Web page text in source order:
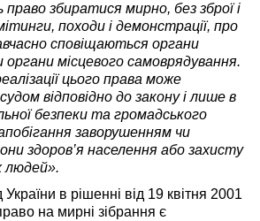
збиратися мирно, без зброї і
походи і демонстрації, про
сповіщаються органи
органи місцевого самоврядування.
цього права може
відповідно до закону і лише в
безпеки та громадського
заворушенням чи
здоров’я населення або захисту
людей».
в рішенні від 19 квітня 2001
на мирні зібрання є